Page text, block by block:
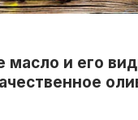
масло и его